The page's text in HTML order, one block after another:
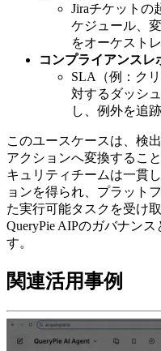
Jiraチケットの
ケジュール、
をオーケスト
コンプライアンスレ
SLA（例：ク
対するダッシ
し、例外を追跡
このユースケースは、検
アクションへ変換するこ
キュリティチームは一貫
ョンを得られ、プラット
た実行可能タスクを受け
QueryPie AIPのガバナン
す。
関連活用事例